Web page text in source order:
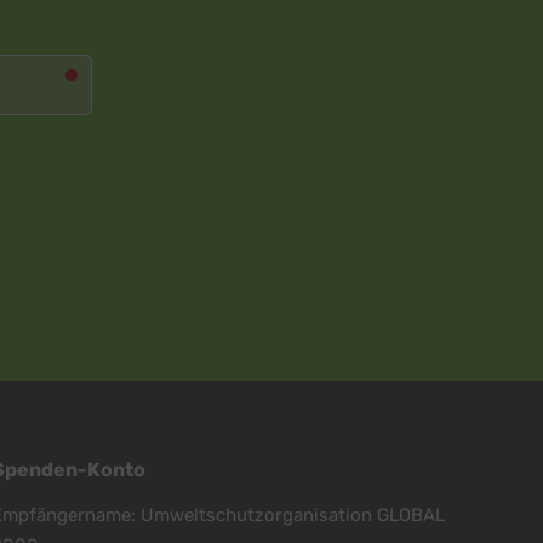
Konto
Umweltschutzorganisation GLOBAL